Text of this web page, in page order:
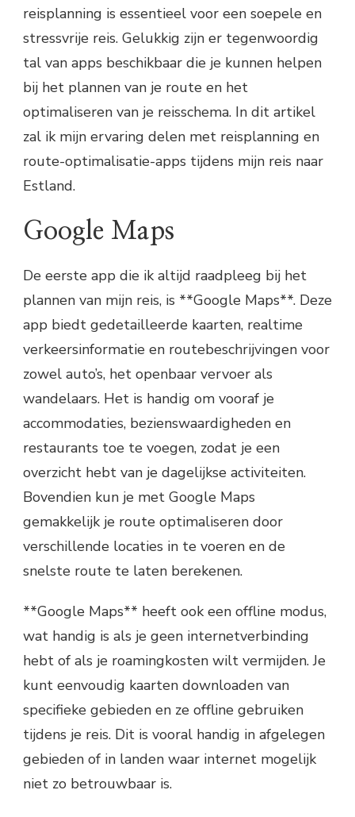
reisplanning is essentieel voor een soepele en
stressvrije reis. Gelukkig zijn er tegenwoordig
tal van apps beschikbaar die je kunnen helpen
bij het plannen van je route en het
optimaliseren van je reisschema. In dit artikel
zal ik mijn ervaring delen met reisplanning en
route-optimalisatie-apps tijdens mijn reis naar
Estland.
Google Maps
De eerste app die ik altijd raadpleeg bij het
plannen van mijn reis, is **Google Maps**. Deze
app biedt gedetailleerde kaarten, realtime
verkeersinformatie en routebeschrijvingen voor
zowel auto’s, het openbaar vervoer als
wandelaars. Het is handig om vooraf je
accommodaties, bezienswaardigheden en
restaurants toe te voegen, zodat je een
overzicht hebt van je dagelijkse activiteiten.
Bovendien kun je met Google Maps
gemakkelijk je route optimaliseren door
verschillende locaties in te voeren en de
snelste route te laten berekenen.
**Google Maps** heeft ook een offline modus,
wat handig is als je geen internetverbinding
hebt of als je roamingkosten wilt vermijden. Je
kunt eenvoudig kaarten downloaden van
specifieke gebieden en ze offline gebruiken
tijdens je reis. Dit is vooral handig in afgelegen
gebieden of in landen waar internet mogelijk
niet zo betrouwbaar is.